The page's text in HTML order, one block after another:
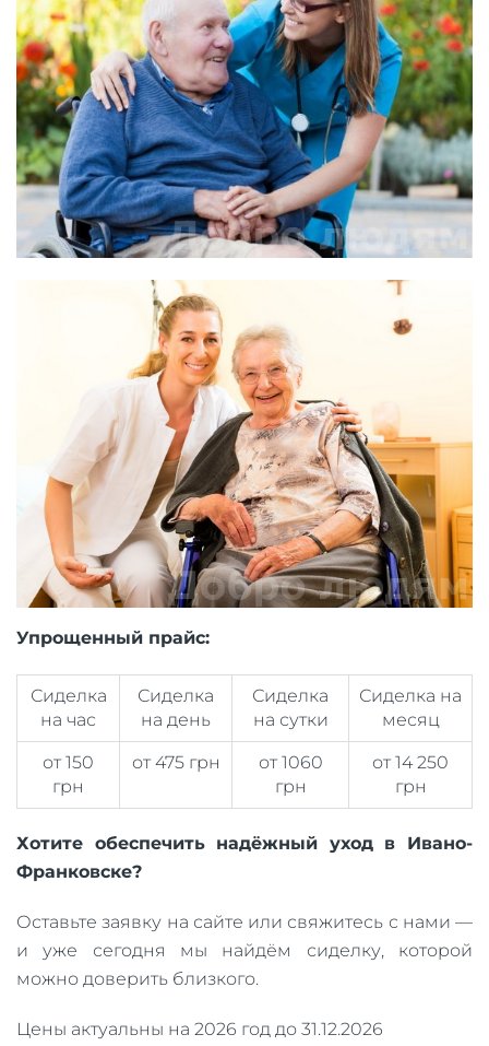
Упрощенный прайс:
Сиделка
на час
Сиделка
на день
Сиделка
на сутки
Сиделка на
месяц
от 150
грн
от 475 грн
от 1060
грн
от 14 250
грн
Хотите обеспечить надёжный уход в Ивано-
Франковске?
Оставьте заявку на сайте или свяжитесь с нами —
и уже сегодня мы найдём сиделку, которой
можно доверить близкого.
Цены актуальны на 2026 год до 31.12.2026